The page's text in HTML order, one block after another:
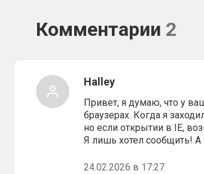
Комментарии 2
Halley
Привет, я думаю, что у
браузерах. Когда я
но если открытии в IE,
Я лишь хотел сообщить! А
24.02.2026 в 17:27